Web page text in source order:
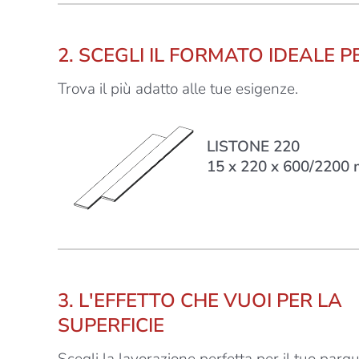
2. SCEGLI IL FORMATO IDEALE
Trova il più adatto alle tue esigenze.
LISTONE 220
15 x 220 x 600/2200
3. L'EFFETTO CHE VUOI PER LA
SUPERFICIE